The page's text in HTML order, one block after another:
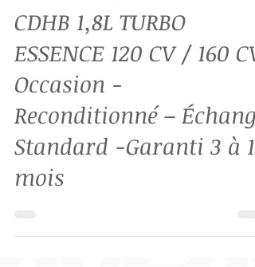
Moteur Audi CDHA-
CDHB 1,8L TURBO
ESSENCE 120 CV / 160 CV
Occasion -
Reconditionné – Échange
Standard -Garanti 3 à 12